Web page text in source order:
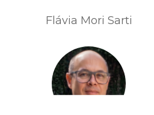
Flávia Mori Sarti